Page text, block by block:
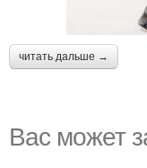
читать дальше →
Вас может